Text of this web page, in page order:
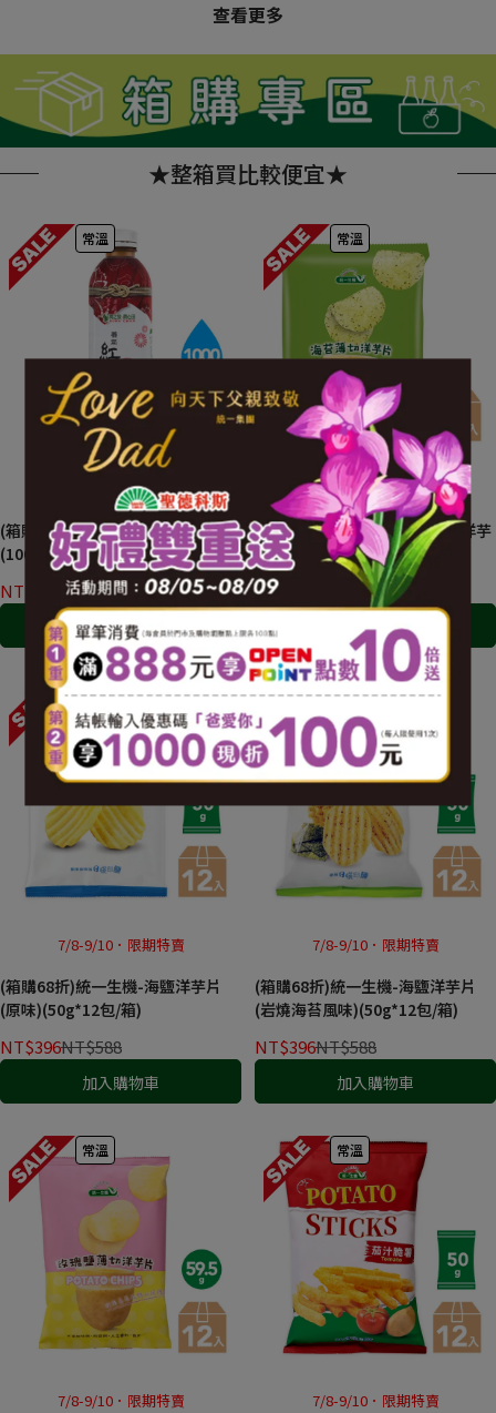
查看更多
★整箱買比較便宜★
常溫
6/24-9/15．限期特賣
(箱購64折)潤之泉潤心田-紅棗茶
(1000ml*12瓶/箱)
NT$876 NT$1,380
加入購物車
常溫
7/8-9/10．限期特賣
(箱購68折)統一生機-海苔薄切洋芋
片(59.5g*12包/箱)
NT$396 NT$588
加入購物車
常溫
7/8-9/10．限期特賣
(箱購68折)統一生機-海鹽洋芋片
(原味)(50g*12包/箱)
NT$396NT$588
加入購物車
常溫
7/8-9/10．限期特賣
(箱購68折)統一生機-海鹽洋芋片
(岩燒海苔風味)(50g*12包/箱)
NT$396NT$588
加入購物車
常溫
7/8-9/10．限期特賣
常溫
7/8-9/10．限期特賣